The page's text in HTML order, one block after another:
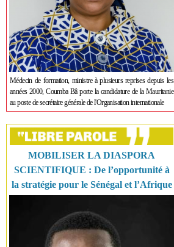
Médecin de formation, ministre à plusieurs reprises depuis les
années 2000, Coumba Bâ porte la candidature de la Mauritanie
au poste de secrétaire générale de l'Organisation internationale
MOBILISER LA DIASPORA
SCIENTIFIQUE : De l’opportunité à
la stratégie pour le Sénégal et l’Afrique